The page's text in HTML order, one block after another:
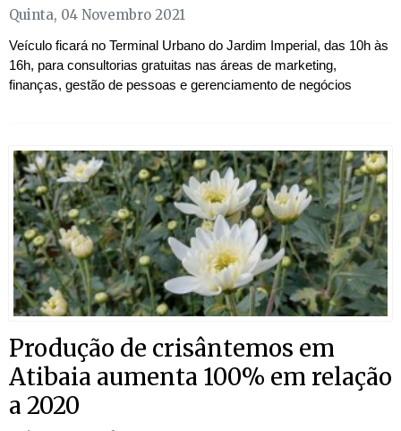
Quinta, 04 Novembro 2021
Veículo ficará no Terminal Urbano do Jardim Imperial, das 10h às
16h, para consultorias gratuitas nas áreas de marketing,
finanças, gestão de pessoas e gerenciamento de negócios
Produção de crisântemos em
Atibaia aumenta 100% em relação
a 2020